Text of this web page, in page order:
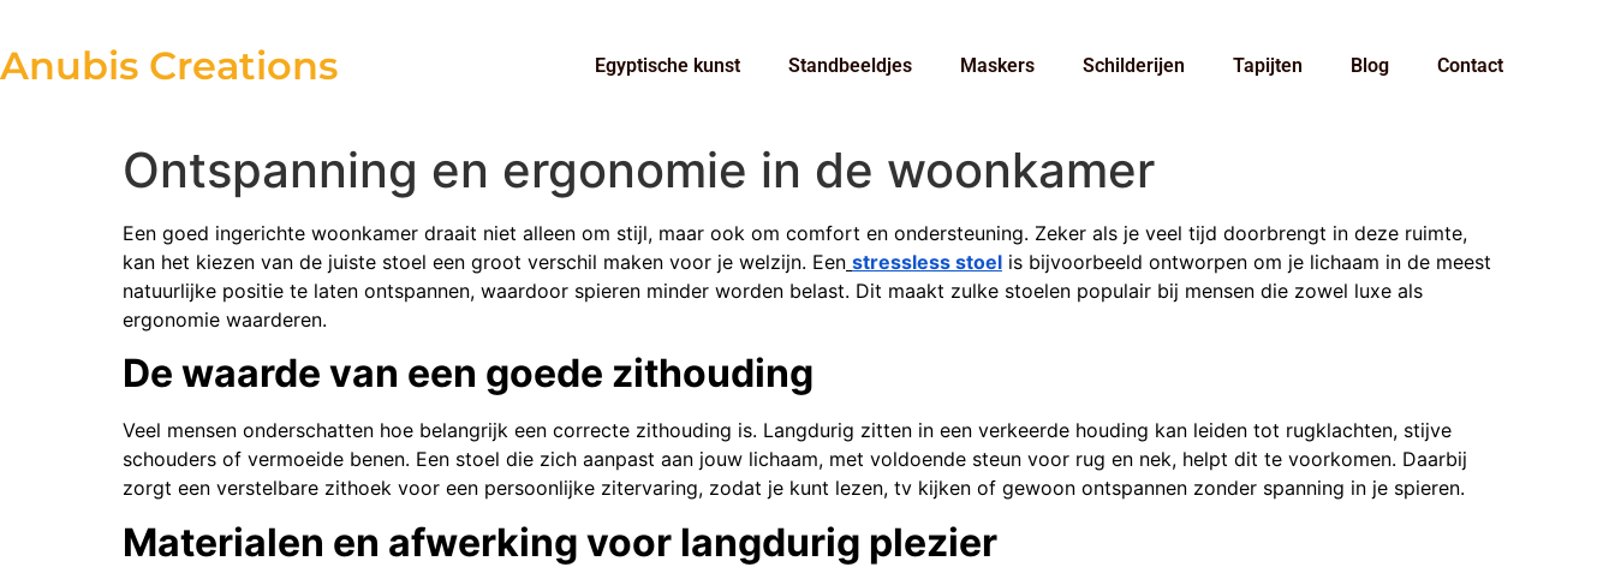
Anubis Creations Egyptische kunst Standbeeldjes Maskers Schilderijen Tapijten Blog Contact
Ontspanning en ergonomie in de woonkamer
Een goed ingerichte woonkamer draait niet alleen om stijl, maar ook om comfort en ondersteuning. Zeker als je veel tijd doorbrengt in deze ruimte,
kan het kiezen van de juiste stoel een groot verschil maken voor je welzijn. Een stressless stoel is bijvoorbeeld ontworpen om je lichaam in de meest
natuurlijke positie te laten ontspannen, waardoor spieren minder worden belast. Dit maakt zulke stoelen populair bij mensen die zowel luxe als
ergonomie waarderen.
De waarde van een goede zithouding
Veel mensen onderschatten hoe belangrijk een correcte zithouding is. Langdurig zitten in een verkeerde houding kan leiden tot rugklachten, stijve
schouders of vermoeide benen. Een stoel die zich aanpast aan jouw lichaam, met voldoende steun voor rug en nek, helpt dit te voorkomen. Daarbij
zorgt een verstelbare zithoek voor een persoonlijke zitervaring, zodat je kunt lezen, tv kijken of gewoon ontspannen zonder spanning in je spieren.
Materialen en afwerking voor langdurig plezier